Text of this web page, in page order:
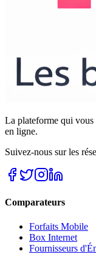
La plateforme qui
en ligne.
Suivez-nous sur les
Comparateurs
Forfaits Mobile
Box Internet
Fournisseurs